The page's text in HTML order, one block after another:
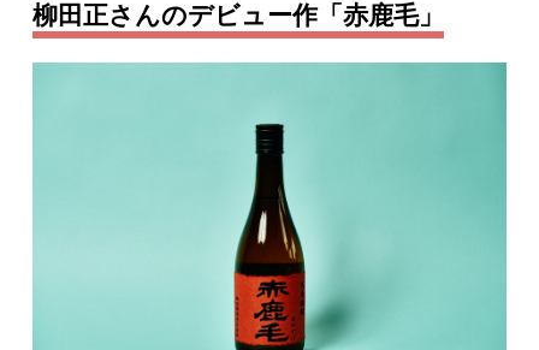
柳田正さんのデビュー作「赤鹿毛」